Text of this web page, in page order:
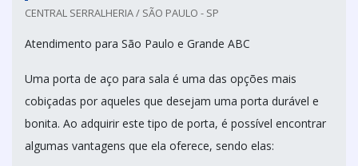
CENTRAL SERRALHERIA / SÃO PAULO - SP
Atendimento para São Paulo e Grande ABC
Uma porta de aço para sala é uma das opções mais
cobiçadas por aqueles que desejam uma porta durável e
bonita. Ao adquirir este tipo de porta, é possível encontrar
algumas vantagens que ela oferece, sendo elas: